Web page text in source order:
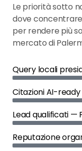
Le priorità sotto
dove
per rendere più
mercato di
Query locali
Citazioni AI-
Lead qualificati —
Reputazione